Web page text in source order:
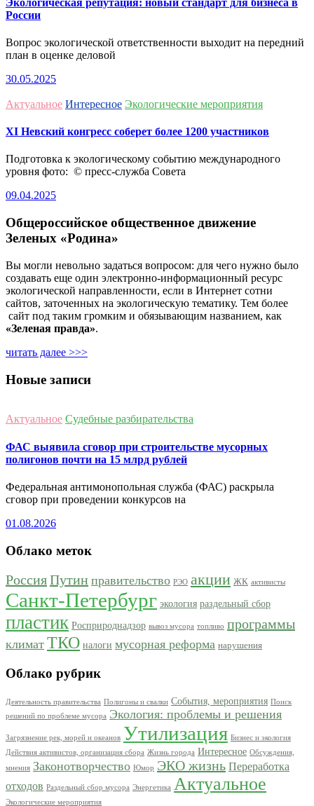
России
Вопрос экологической ответственности выходит на передний
план в оценке деловой
30.05.2025
Актуальное Интересное Экологические мероприятия
ХI Невский конгресс соберет более 1200 участников
Подготовка к экологическому событию международного
уровня фото: © пресс-служба Совета
09.04.2025
Общероссийское общественное движение
Зеленых «Родина»
Вы могли невольно задаться вопросом: для чего нужно было
создавать еще один электронно-информационный ресурс
экологической направленности, если в Интернет сотни
сайтов, заточенных на экологическую тематику. Тем более
сайт под таким громким и обязывающим названием, как
«Зеленая правда».
читать далее >>>
Новые записи
Актуальное Судебные разбирательства
ФАС выявила сговор при строительстве мусорных
полигонов почти на 15 млрд рублей
Федеральная антимонопольная служба (ФАС) раскрыла
сговор при проведении конкурсов на
01.08.2026
Облако меток
РоссияПутин правительство РЭО акции ЖК активисты
Санкт-Петербург экология раздельный сбор
пластик Росприроднадзор вывоз мусора топливо программы
климат ТКО налоги мусорная реформа нарушения
Облако рубрик
Деятельность правительства Полигоны и свалки События, мероприятия Поиск
решений по проблеме мусора Экология: проблемы и решения
Загрязнение рек, морей и океанов Утилизация Бизнес и экология
Действия активистов, организация сбора Жизнь города Интересное Обсуждения,
мнения Законотворчество Юмор ЭКО жизнь Переработка
отходов Раздельный сбор мусора Энергетика Актуальное
Экологические мероприятия